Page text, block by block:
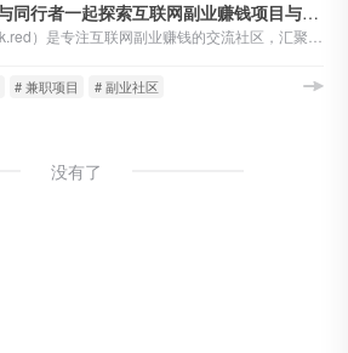
副业社区｜与同行者一起探索互联网副业赚钱项目与思路
# 兼职项目 # 副业社区
没有了